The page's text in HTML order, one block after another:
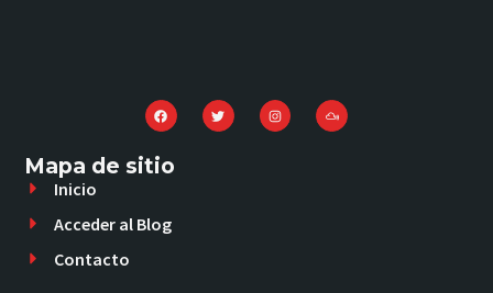
Mapa de sitio
Inicio
Acceder al Blog
Contacto